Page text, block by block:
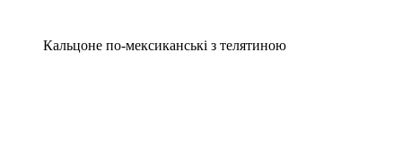
Кальцоне по-мексиканські з телятиною